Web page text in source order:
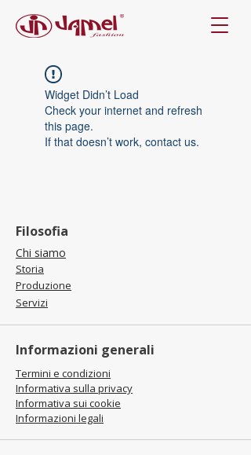
Widget Didn’t Load
Check your internet and refresh
this page.
If that doesn’t work, contact us.
Filosofia
Chi siamo
Storia
Produzione
Servizi
Informazioni generali
Termini e condizioni
Informativa sulla privacy
Informativa sui cookie
Informazioni legali